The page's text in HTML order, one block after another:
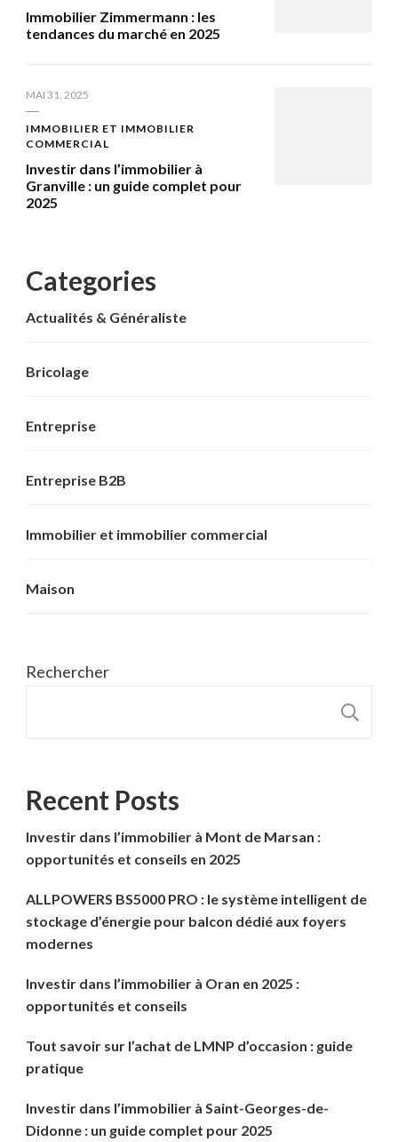
Immobilier Zimmermann : les
tendances du marché en 2025
MAI 31, 2025
IMMOBILIER ET IMMOBILIER
COMMERCIAL
Investir dans l’immobilier à
Granville : un guide complet pour
2025
Categories
Actualités & Généraliste
Bricolage
Entreprise
Entreprise B2B
Immobilier et immobilier commercial
Maison
Rechercher
Recent Posts
Investir dans l’immobilier à Mont de Marsan :
opportunités et conseils en 2025
ALLPOWERS BS5000 PRO : le système intelligent de
stockage d’énergie pour balcon dédié aux foyers
modernes
Investir dans l’immobilier à Oran en 2025 :
opportunités et conseils
Tout savoir sur l’achat de LMNP d’occasion : guide
pratique
Investir dans l’immobilier à Saint-Georges-de-
Didonne : un guide complet pour 2025